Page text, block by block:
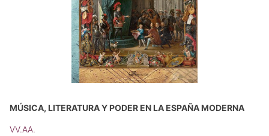
MÚSICA, LITERATURA Y PODER EN LA ESPAÑA MODERNA
VV.AA.